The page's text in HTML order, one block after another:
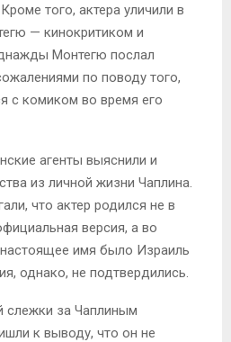
того, актера уличили в
— кинокритиком и
Монтегю послал
по поводу того,
с комиком во время его
агенты выяснили и
из личной жизни Чаплина.
что актер родился не в
версия, а во
имя было Израиль
однако, не подтвердились.
слежки за Чаплиным
к выводу, что он не